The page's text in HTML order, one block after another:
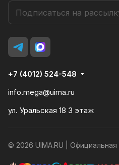
+7 (4012) 524-548
info.mega@uima.ru
ул. Уральская 18 3 этаж
© 2026 UIMA.RU |